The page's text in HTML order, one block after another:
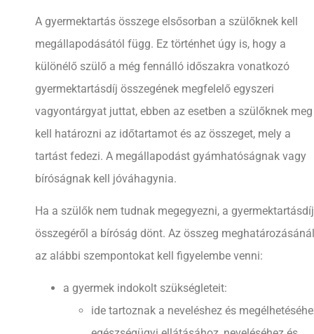
A gyermektartás összege elsősorban a szülőknek kell
megállapodásától függ. Ez történhet úgy is, hogy a
különélő szülő a még fennálló időszakra vonatkozó
gyermektartásdíj összegének megfelelő egyszeri
vagyontárgyat juttat, ebben az esetben a szülőknek meg
kell határozni az időtartamot és az összeget, mely a
tartást fedezi. A megállapodást gyámhatóságnak vagy
bíróságnak kell jóváhagynia.
Ha a szülők nem tudnak megegyezni, a gyermektartásdíj
összegéről a bíróság dönt. Az összeg meghatározásánál
az alábbi szempontokat kell figyelembe venni:
a gyermek indokolt szükségleteit:
ide tartoznak a neveléshez és